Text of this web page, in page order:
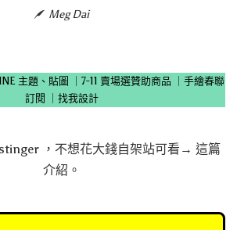
Meg Dai
主題、貼圖 7-11 賣場選贊助商品
手繪春聯
訂閱
找我設計
，不想花大錢自架站可看→ 這篇
介紹 。